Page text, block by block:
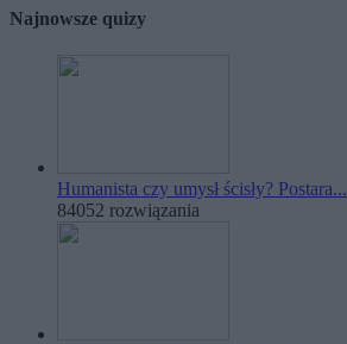
Najnowsze quizy
Humanista czy umysł ścisły? Postara...
84052 rozwiązania